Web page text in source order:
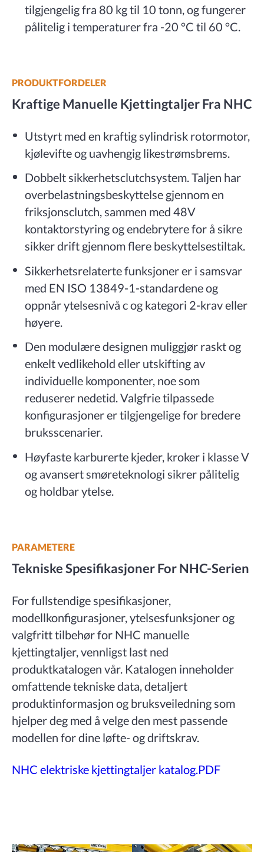
tilgjengelig fra 80 kg til 10 tonn, og fungerer
pålitelig i temperaturer fra -20 °C til 60 °C.
PRODUKTFORDELER
Kraftige Manuelle Kjettingtaljer Fra NHC
Utstyrt med en kraftig sylindrisk rotormotor,
kjølevifte og uavhengig likestrømsbrems.
Dobbelt sikkerhetsclutchsystem. Taljen har
overbelastningsbeskyttelse gjennom en
friksjonsclutch, sammen med 48V
kontaktorstyring og endebrytere for å sikre
sikker drift gjennom flere beskyttelsestiltak.
Sikkerhetsrelaterte funksjoner er i samsvar
med EN ISO 13849-1-standardene og
oppnår ytelsesnivå c og kategori 2-krav eller
høyere.
Den modulære designen muliggjør raskt og
enkelt vedlikehold eller utskifting av
individuelle komponenter, noe som
reduserer nedetid. Valgfrie tilpassede
konfigurasjoner er tilgjengelige for bredere
bruksscenarier.
Høyfaste karburerte kjeder, kroker i klasse V
og avansert smøreteknologi sikrer pålitelig
og holdbar ytelse.
PARAMETERE
Tekniske Spesifikasjoner For NHC-Serien
For fullstendige spesifikasjoner,
modellkonfigurasjoner, ytelsesfunksjoner og
valgfritt tilbehør for NHC manuelle
kjettingtaljer, vennligst last ned
produktkatalogen vår. Katalogen inneholder
omfattende tekniske data, detaljert
produktinformasjon og bruksveiledning som
hjelper deg med å velge den mest passende
modellen for dine løfte- og driftskrav.
NHC elektriske kjettingtaljer katalog.PDF